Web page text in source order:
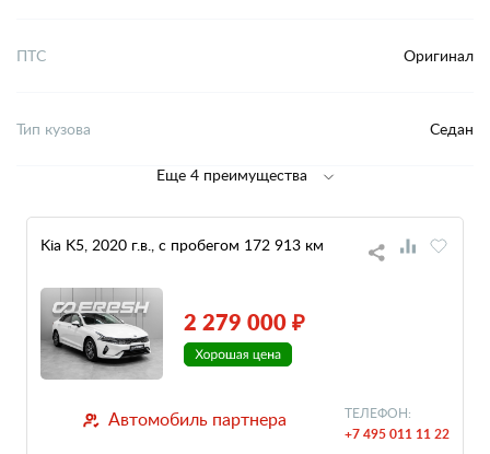
ПТС Оригинал
Тип кузова Седан
Еще 4 преимущества
Kia K5, 2020 г.в., с пробегом 172 913 км
2 279 000 ₽
Автомобиль партнера ТЕЛЕФОН:
+7 495 011 11 22